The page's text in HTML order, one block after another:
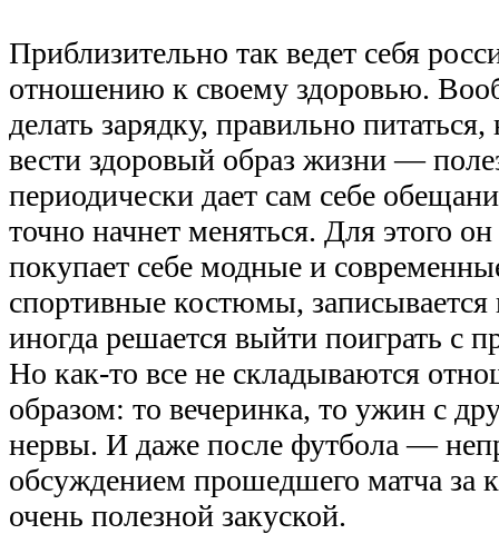
Приблизительно так ведет себя
отношению к своему здоровью.
делать зарядку, правильно
вести здоровый образ жизни —
периодически дает сам себе
точно начнет меняться. Для этого
покупает себе модные и
спортивные костюмы, записывается
иногда решается выйти поиграть с
Но как-то все не складываются
образом: то вечеринка, то ужин с
нервы. И даже после футбола —
обсуждением прошедшего матча за
очень полезной закуской.